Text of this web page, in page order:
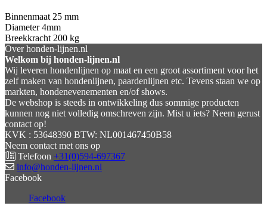
Binnenmaat 25 mm
Diameter 4mm
Breekkracht 200 kg
Over honden-lijnen.nl
Welkom bij honden-lijnen.nl
Wij leveren hondenlijnen op maat en een groot assortiment voor het
zelf maken van hondenlijnen, paardenlijnen etc. Tevens staan we op
markten, hondenevenementen en/of shows.
De webshop is steeds in ontwikkeling dus sommige producten
kunnen nog niet volledig omschreven zijn. Mist u iets? Neem gerust
contact op!
KVK : 53648390 BTW: NL001467450B58
Neem contact met ons op
Telefoon +31(0)594-697367
info@honden-lijnen.nl
Facebook
Facebook